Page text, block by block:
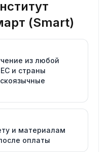
(Smart)
из любой
и страны
и материалам
оплаты